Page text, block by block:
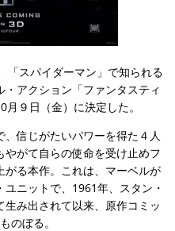
「スパイダーマン」で知られる
アクション「ファンタスティ
９日（金）に決定した。
信じがたいパワーを得た４人
がて自らの使命を受け止めフ
がる本作。これは、マーベルが
ニットで、1961年、スタン・
み出されて以来、原作コミッ
のぼる。